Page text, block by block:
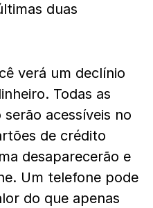
duas
verá um declínio
Todas as
acessíveis no
de crédito
desaparecerão e
Um telefone pode
do que apenas